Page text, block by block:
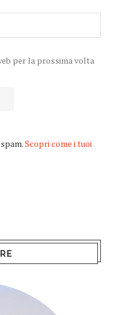
per la prossima volta
Scopri come i tuoi